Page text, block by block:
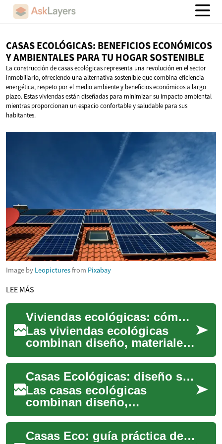
CASAS ECOLÓGICAS: BENEFICIOS ECONÓMICOS
Y AMBIENTALES PARA TU HOGAR SOSTENIBLE
La construcción de casas ecológicas representa una revolución en el sector
inmobiliario, ofreciendo una alternativa sostenible que combina eficiencia
energética, respeto por el medio ambiente y beneficios económicos a largo
plazo. Estas viviendas están diseñadas para minimizar su impacto ambiental
mientras proporcionan un espacio confortable y saludable para sus
habitantes.
Image by Leopicturesfrom Pixabay
LEE MÁS
Viviendas ecológicas: cómo diseñar una casa sostenible y eficiente
Las viviendas ecológicas
combinan diseño, materiales
y tecnologías para reducir el
impacto ambiental y mejorar
la cal...
Casas Ecológicas: diseño sostenible para el hogar moderno
Las casas ecológicas
combinan diseño,
tecnologías y materiales
pensados para reducir el
impacto ambiental sin
Casas Eco: guía práctica de vivienda sostenible